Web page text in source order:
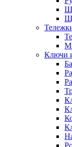
Ключи